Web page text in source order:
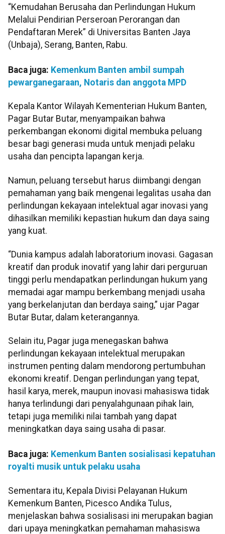
“Kemudahan Berusaha dan Perlindungan Hukum
Melalui Pendirian Perseroan Perorangan dan
Pendaftaran Merek” di Universitas Banten Jaya
(Unbaja), Serang, Banten, Rabu.
Baca juga: Kemenkum Banten ambil sumpah
pewarganegaraan, Notaris dan anggota MPD
Kepala Kantor Wilayah Kementerian Hukum Banten,
Pagar Butar Butar, menyampaikan bahwa
perkembangan ekonomi digital membuka peluang
besar bagi generasi muda untuk menjadi pelaku
usaha dan pencipta lapangan kerja.
Namun, peluang tersebut harus diimbangi dengan
pemahaman yang baik mengenai legalitas usaha dan
perlindungan kekayaan intelektual agar inovasi yang
dihasilkan memiliki kepastian hukum dan daya saing
yang kuat.
“Dunia kampus adalah laboratorium inovasi. Gagasan
kreatif dan produk inovatif yang lahir dari perguruan
tinggi perlu mendapatkan perlindungan hukum yang
memadai agar mampu berkembang menjadi usaha
yang berkelanjutan dan berdaya saing,” ujar Pagar
Butar Butar, dalam keterangannya.
Selain itu, Pagar juga menegaskan bahwa
perlindungan kekayaan intelektual merupakan
instrumen penting dalam mendorong pertumbuhan
ekonomi kreatif. Dengan perlindungan yang tepat,
hasil karya, merek, maupun inovasi mahasiswa tidak
hanya terlindungi dari penyalahgunaan pihak lain,
tetapi juga memiliki nilai tambah yang dapat
meningkatkan daya saing usaha di pasar.
Baca juga: Kemenkum Banten sosialisasi kepatuhan
royalti musik untuk pelaku usaha
Sementara itu, Kepala Divisi Pelayanan Hukum
Kemenkum Banten, Picesco Andika Tulus,
menjelaskan bahwa sosialisasi ini merupakan bagian
dari upaya meningkatkan pemahaman mahasiswa